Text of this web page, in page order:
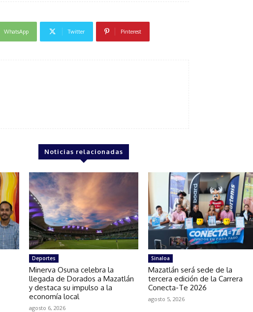
WhatsApp Twitter Pinterest
Noticias relacionadas
Deportes
Minerva Osuna celebra la
llegada de Dorados a Mazatlán
y destaca su impulso a la
economía local
agosto 6, 2026
Sinaloa
Mazatlán será sede de la
tercera edición de la Carrera
Conecta-Te 2026
agosto 5, 2026